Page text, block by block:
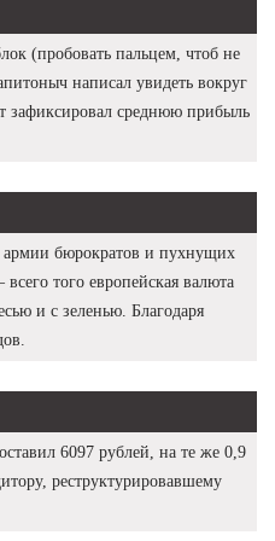
(пробовать пальцем, чтоб не
написал увидеть вокруг
зафиксировал среднюю прибыль
бюрократов и пухнущих
того европейская валюта
и с зеленью. Благодаря
6097 рублей, на те же 0,9
реструктурировавшему